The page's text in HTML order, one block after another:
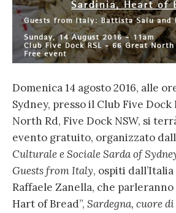
Domenica 14 agosto 2016, alle
Sydney, presso il Club Five Dock
North Rd, Five Dock NSW, si
evento gratuito, organizzato
Culturale e Sociale Sarda of
Guests from Italy, ospiti
Raffaele Zanella, che parleranno
Hart of Bread”, Sardegna, cuore